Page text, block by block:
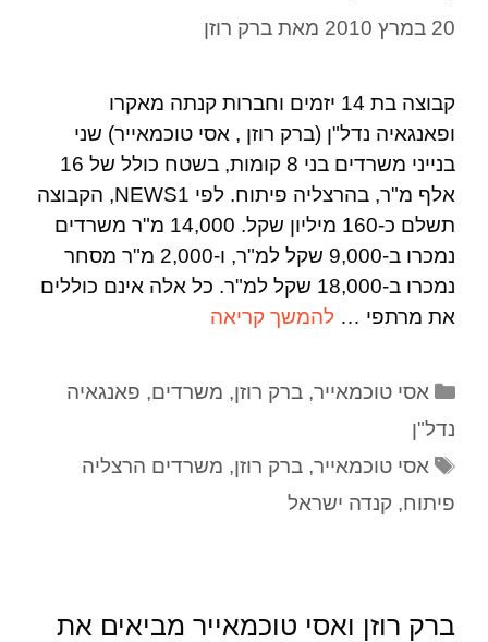
20 במרץ 2010 מאת ברק רוזן
קבוצה בת 14 יזמים וחברות קנתה מאקרו
ופאנגאיה נדל"ן (ברק רוזן , אסי טוכמאייר) שני
בנייני משרדים בני 8 קומות, בשטח כולל של 16
אלף מ"ר, בהרצליה פיתוח. לפי NEWS1, הקבוצה
תשלם כ-160 מיליון שקל. 14,000 מ"ר משרדים
נמכרו ב-9,000 שקל למ"ר, ו-2,000 מ"ר מסחר
נמכרו ב-18,000 שקל למ"ר. כל אלה אינם כוללים
את מרתפי … להמשך קריאה
אסי טוכמאייר,ברק רוזן, משרדים, פאנגאיה
נדל"ן
אסי טוכמאייר,ברק רוזן, משרדים הרצליה
פיתוח, קנדה ישראל
ברק רוזן ואסי טוכמאייר מביאים את